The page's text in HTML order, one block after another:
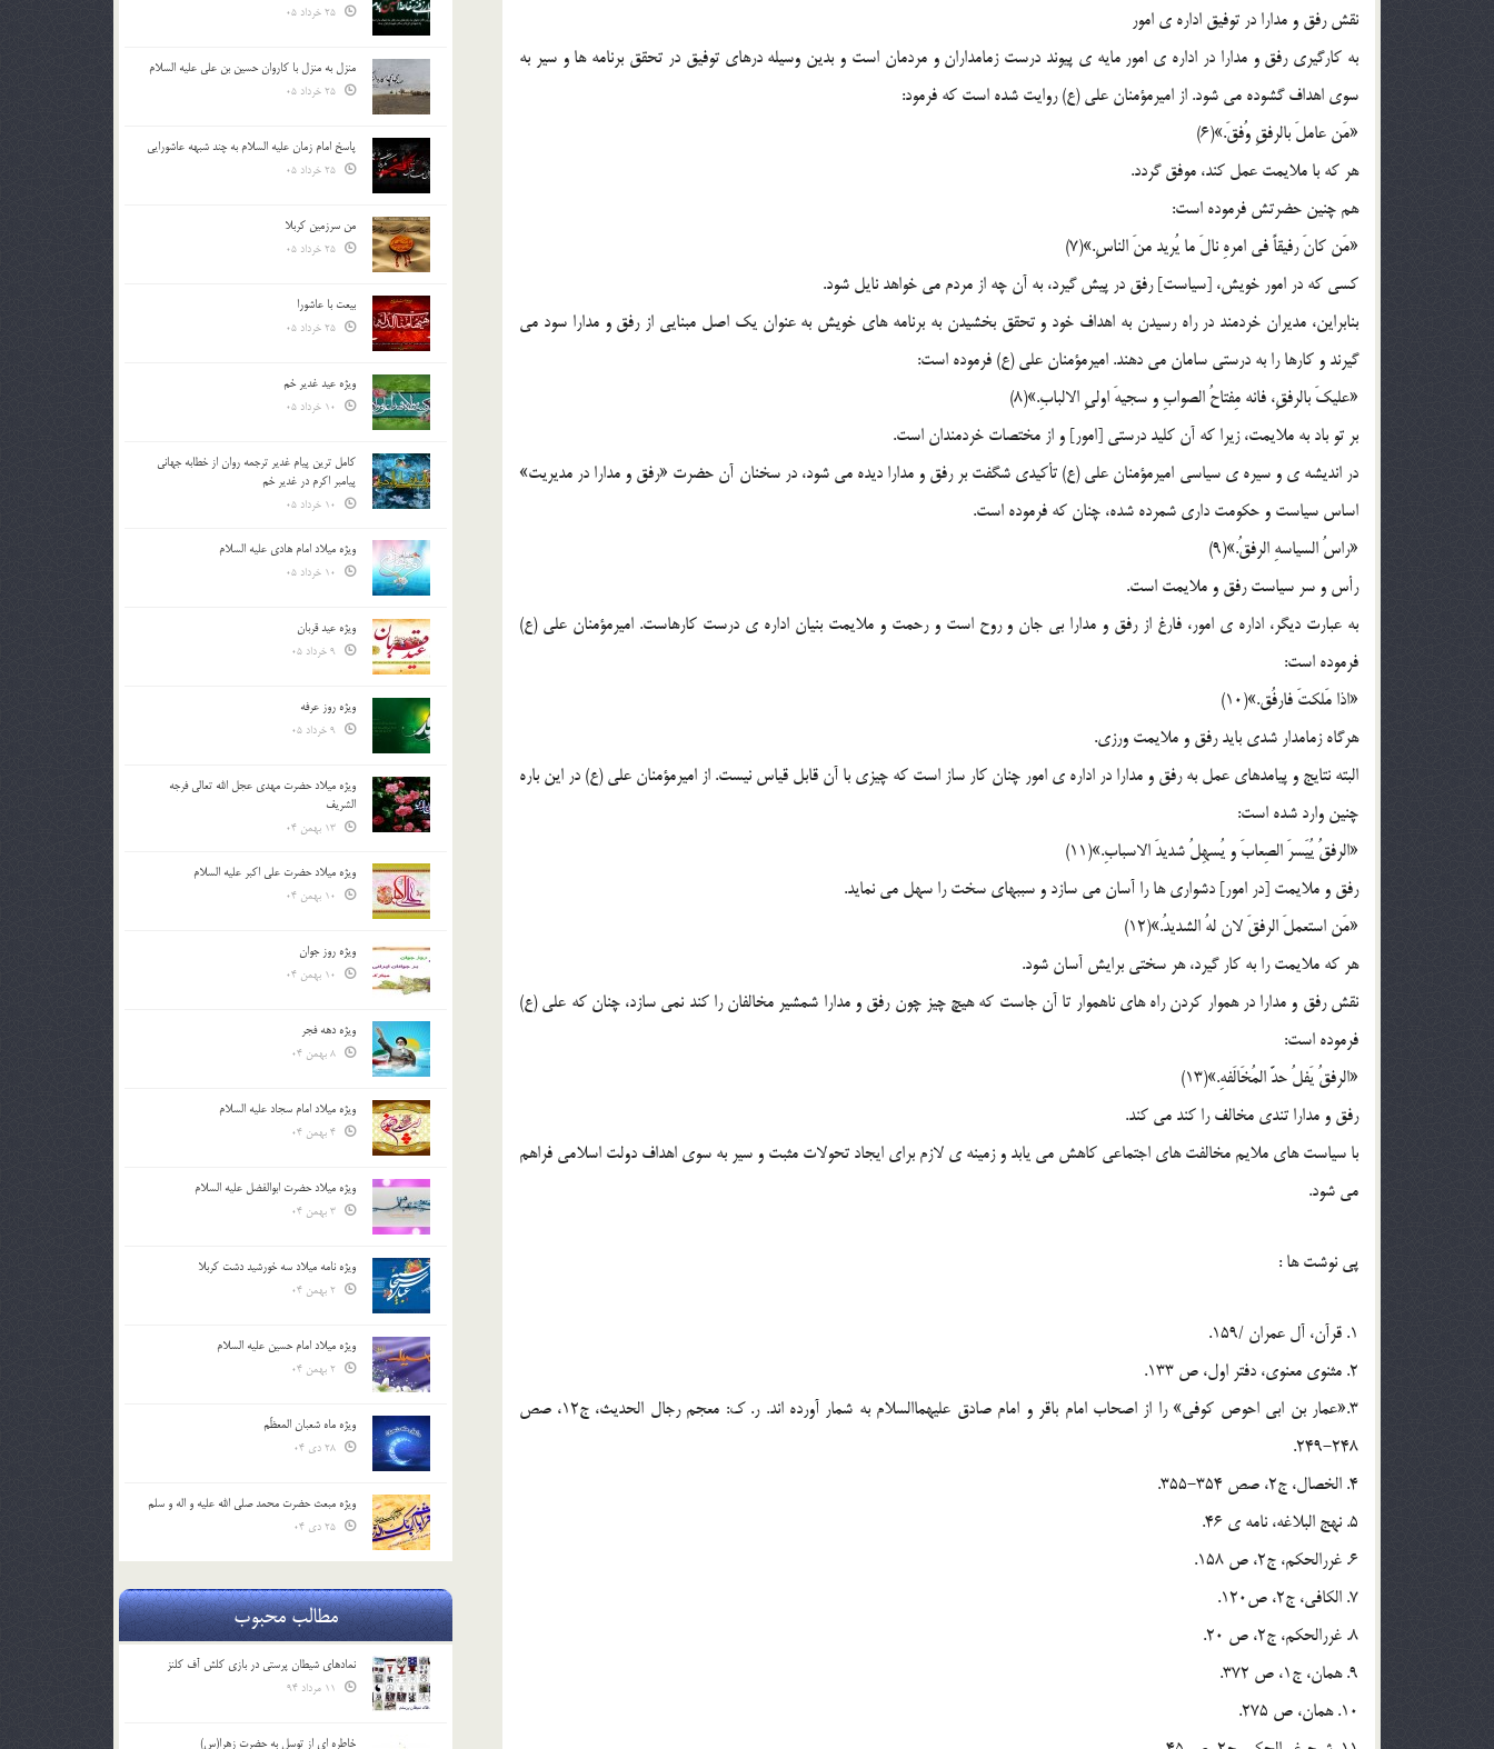
نقش رفق و مدارا در توفیق اداره ی امور
به کارگیری رفق و مدارا در اداره ی امور مایه ی پیوند درست زمامداران و مردمان است و بدین وسیله درهای توفیق در تحقق برنامه ها و سیر به
سوی اهداف گشوده می شود. از امیرمؤمنان علی (ع) روایت شده است که فرمود:
«مَن عاملَ بالرفقِ وُفقَ.»(6)
هر که با ملایمت عمل کند، موفق گردد.
هم چنین حضرتش فرموده است:
«مَن کانَ رفیقاً فی امرهِ نالَ ما یُرید منَ الناسِ.»(7)
کسی که در امور خویش، [سیاست] رفق در پیش گیرد، به آن چه از مردم می خواهد نایل شود.
بنابراین، مدیران خردمند در راه رسیدن به اهداف خود و تحقق بخشیدن به برنامه های خویش به عنوان یک اصل مبنایی از رفق و مدارا سود می
گیرند و کارها را به درستی سامان می دهند. امیرمؤمنان علی (ع) فرموده است:
«علیکَ بالرفقِ، فانه مِفتاحُ الصوابِ و سجیهَ اولیِ الالبابِ.»(8)
بر تو باد به ملایمت، زیرا که آن کلید درستی [امور] و از مختصات خردمندان است.
در اندیشه ی و سیره ی سیاسی امیرمؤمنان علی (ع) تأکیدی شگفت بر رفق و مدارا دیده می شود، در سخنان آن حضرت «رفق و مدارا در مدیریت»
اساس سیاست و حکومت داری شمرده شده، چنان که فرموده است.
«راسُ السیاسهِ الرفقُ.»(9)
رأس و سر سیاست رفق و ملایمت است.
به عبارت دیگر، اداره ی امور، فارغ از رفق و مدارا بی جان و روح است و رحمت و ملایمت بنیان اداره ی درست کارهاست. امیرمؤمنان علی (ع)
فرموده است:
«اذا مَلکتَ فارفُق.»(10)
هرگاه زمامدار شدی باید رفق و ملایمت ورزی.
البته نتایج و پیامدهای عمل به رفق و مدارا در اداره ی امور چنان کار ساز است که چیزی با آن قابل قیاس نیست. از امیرمؤمنان علی (ع) در این باره
چنین وارد شده است:
«الرفقُ یُیَسرَ الصِعابَ و یُسهِلُ شدیدَ الاسبابِ.»(11)
رفق و ملایمت [در امور] دشواری ها را آسان می سازد و سببهای سخت را سهل می نماید.
«مَن استعملَ الرفقَ لان لهُ الشدیدُ.»(12)
هر که ملایمت را به کار گیرد، هر سختی برایش آسان شود.
نقش رفق و مدارا در هموار کردن راه های ناهموار تا آن جاست که هیچ چیز چون رفق و مدارا شمشیر مخالفان را کند نمی سازد، چنان که علی (ع)
فرموده است:
«الرفقُ یَفلُ حدَّ المُخَالَفهِ.»(13)
رفق و مدارا تندی مخالف را کند می کند.
با سیاست های ملایم مخالفت های اجتماعی کاهش می یابد و زمینه ی لازم برای ایجاد تحولات مثبت و سیر به سوی اهداف دولت اسلامی فراهم
می شود.
پی نوشت ها :
1. قرآن، آل عمران /159.
2. مثنوی معنوی، دفتر اول، ص 133.
3.«عمار بن ابی احوص کوفی» را از اصحاب امام باقر و امام صادق علیهماالسلام به شمار آورده اند. ر. ک: معجم رجال الحدیث، ج12، صص
248-249.
4. الخصال، ج2، صص 354-355.
5. نهج البلاغه، نامه ی 46.
6. غررالحکم، ج2، ص 158.
7. الکافی، ج2، ص120.
8. غررالحکم، ج2، ص 20.
9. همان، ج1، ص 372.
10. همان، ص 275.
منزل به منزل با کاروان حسین بن علی علیه السلام
پاسخ امام زمان علیه السلام به چند شبهه عاشورایی
من سرزمین کربلا
بیعت با عاشورا
ویژه عید غدیر خم
کامل ترین پیام غدیر ترجمه روان از خطابه جهانی
پیامبر اکرم در غدیر خم
ویژه میلاد امام هادی علیه السلام
ویژه عید قربان
ویژه روز عرفه
ویژه میلاد حضرت مهدی عجل الله تعالی فرجه
الشريف
ویژه میلاد حضرت علی اکبر علیه السلام
ویژه روز جوان
ویژه دهه فجر
ویژه میلاد امام سجاد علیه السلام
ویژه میلاد حضرت ابوالفضل علیه السلام
ویژه نامه میلاد سه خورشید دشت کربلا
ویژه میلاد امام حسین علیه السلام
ویژه ماه شعبان المعظّم
ویژه مبعث حضرت محمد صلی الله علیه و اله و سلم
مطالب محبوب
نمادهای شیطان پرستی در بازی کلش آف کلنز
خاطره ای از توسل به حضرت زهرا(س)